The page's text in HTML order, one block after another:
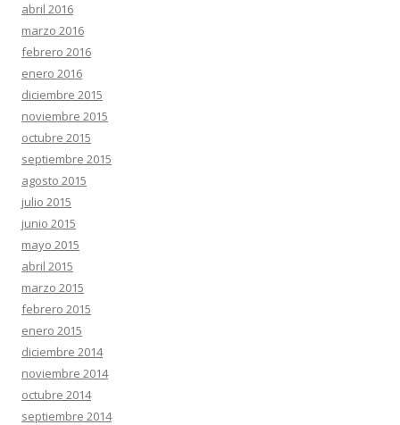
abril 2016
marzo 2016
febrero 2016
enero 2016
diciembre 2015
noviembre 2015
octubre 2015
septiembre 2015
agosto 2015
julio 2015
junio 2015
mayo 2015
abril 2015
marzo 2015
febrero 2015
enero 2015
diciembre 2014
noviembre 2014
octubre 2014
septiembre 2014